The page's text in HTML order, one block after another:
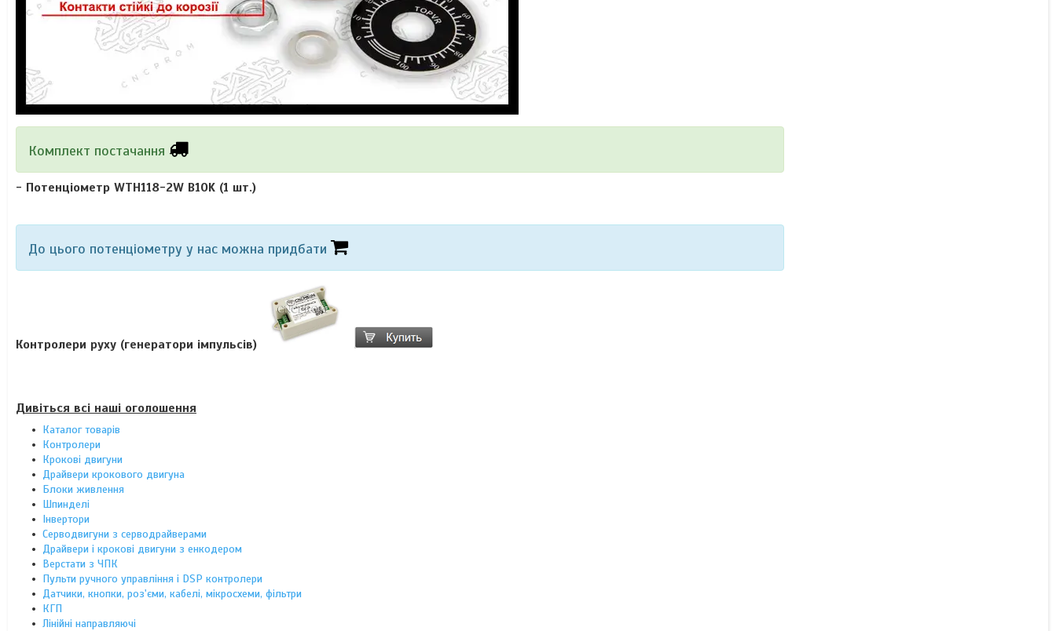
Комплект постачання
- Потенціометр WTH118-2W B10K (1 шт.)
До цього потенціометру у нас можна придбати
Контролери руху (генератори імпульсів)
Дивіться всі наші оголошення
Каталог товарів
Контролери
Крокові двигуни
Драйвери крокового двигуна
Блоки живлення
Шпинделі
Інвертори
Серводвигуни з серводрайверами
Драйвери і крокові двигуни з енкодером
Верстати з ЧПК
Пульти ручного управління і DSP контролери
Датчики, кнопки, роз'єми, кабелі, мікросхеми, фільтри
КГП
Лінійні направляючі